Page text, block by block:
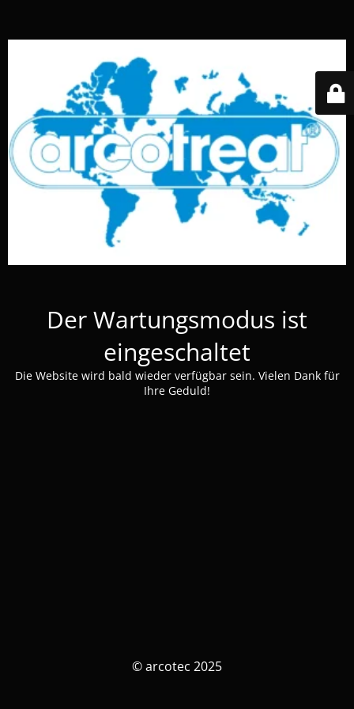
Der Wartungsmodus ist
eingeschaltet
Die Website wird bald wieder verfügbar sein. Vielen Dank für
Ihre Geduld!
© arcotec 2025